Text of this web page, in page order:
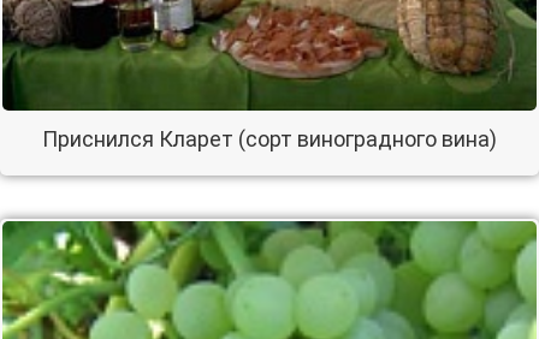
Приснился Кларет (сорт виноградного вина)